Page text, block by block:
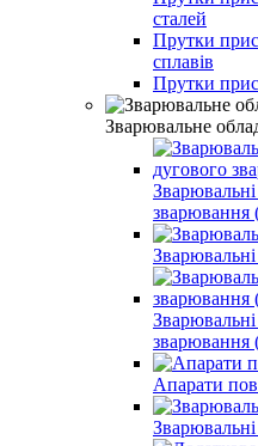
сталей
Прутки
сплавів
Прутки
Зварювальне
зварювання
Апарати